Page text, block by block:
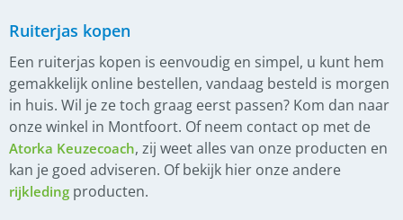
Ruiterjas kopen
Een ruiterjas kopen is eenvoudig en simpel, u kunt hem
gemakkelijk online bestellen, vandaag besteld is morgen
in huis. Wil je ze toch graag eerst passen? Kom dan naar
onze winkel in Montfoort. Of neem contact op met de
Atorka Keuzecoach, zij weet alles van onze producten en
kan je goed adviseren. Of bekijk hier onze andere
rijkleding producten.